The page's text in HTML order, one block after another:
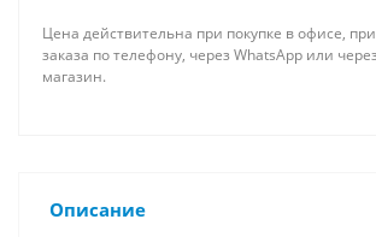
Цена действительна при покупке в офисе,
заказа по телефону, через WhatsApp или
магазин.
Описание